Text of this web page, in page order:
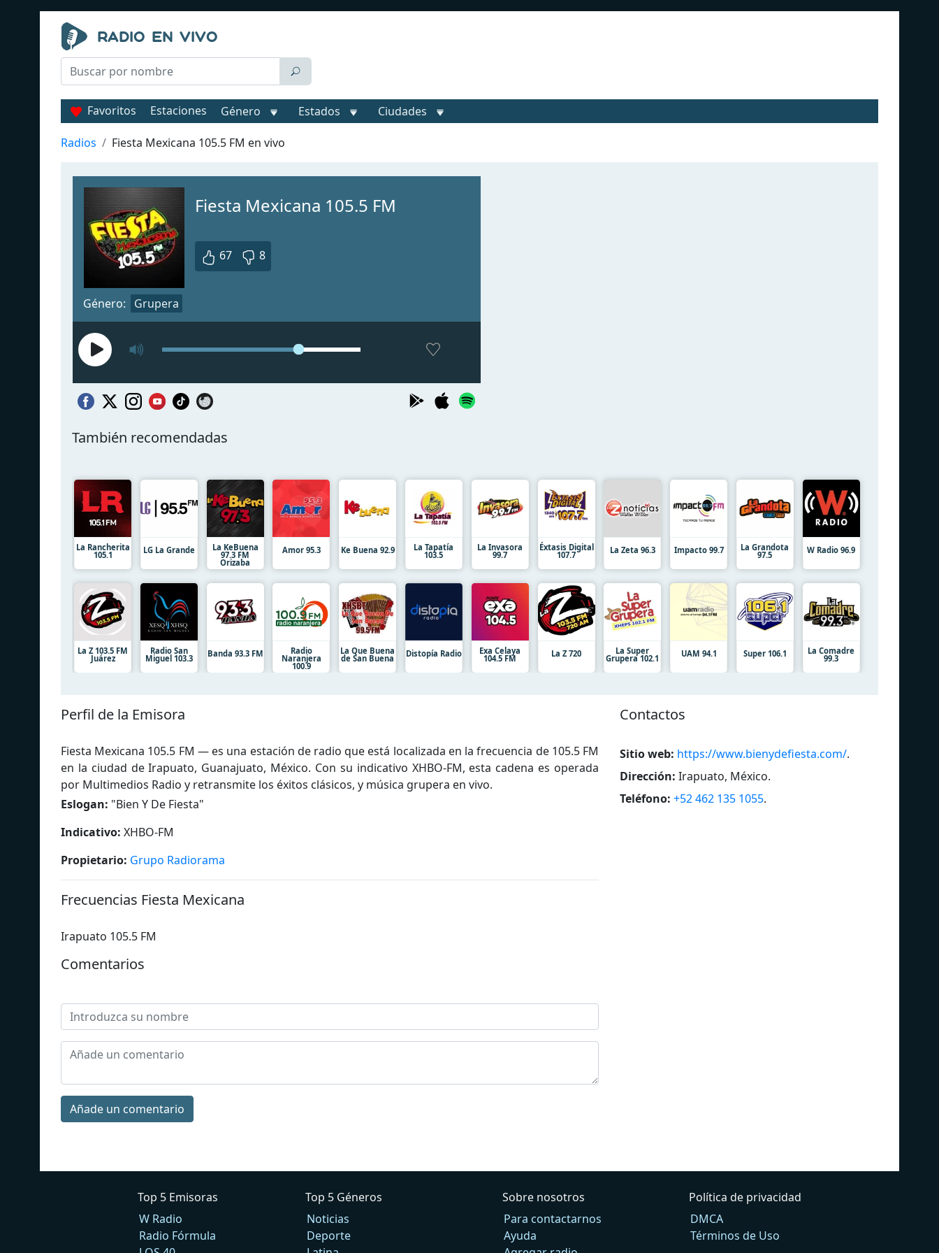
Favoritos Estaciones Género Estados Ciudades
Radios Fiesta Mexicana 105.5 FM en vivo
Fiesta Mexicana 105.5 FM
67 8
Género: Grupera
También recomendadas
La Rancherita
105.1 LG La Grande La KeBuena
97.3 FM
Orizaba
Amor 95.3 Ke Buena 92.9 La Tapatía
103.5
La Invasora
99.7
Éxtasis Digital
107.7 La Zeta 96.3 Impacto 99.7 La Grandota
97.5 W Radio 96.9
La Z 103.5 FM
Juárez
Radio San
Miguel 103.3 Banda 93.3 FM Radio
Naranjera
100.9
La Que Buena
de San Buena Distopía Radio Exa Celaya
104.5 FM La Z 720 La Super
Grupera 102.1 UAM 94.1 Super 106.1 La Comadre
99.3
Perfil de la Emisora
Fiesta Mexicana 105.5 FM — es una estación de radio que está localizada en la frecuencia de 105.5 FM
en la ciudad de Irapuato, Guanajuato, México. Con su indicativo XHBO-FM, esta cadena es operada
por Multimedios Radio y retransmite los éxitos clásicos, y música grupera en vivo.
Eslogan: "Bien Y De Fiesta"
Indicativo: XHBO-FM
Propietario: Grupo Radiorama
Frecuencias Fiesta Mexicana
Irapuato 105.5 FM
Contactos
Sitio web: https://www.bienydefiesta.com/.
Dirección: Irapuato, México.
Teléfono: +52 462 135 1055.
Comentarios
Añade un comentario
Top 5 Emisoras
W Radio
Radio Fórmula
Top 5 Géneros
Noticias
Deporte
Sobre nosotros
Para contactarnos
Ayuda
Política de privacidad
DMCA
Términos de Uso